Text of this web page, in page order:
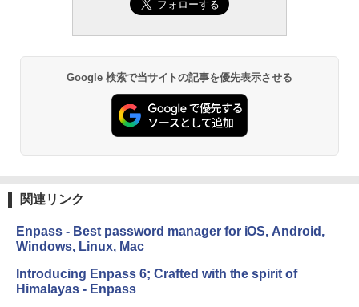
Google 検索で当サイトの記事を優先表示させる
関連リンク
Enpass - Best password manager for iOS, Android,
Windows, Linux, Mac
Introducing Enpass 6; Crafted with the spirit of
Himalayas - Enpass